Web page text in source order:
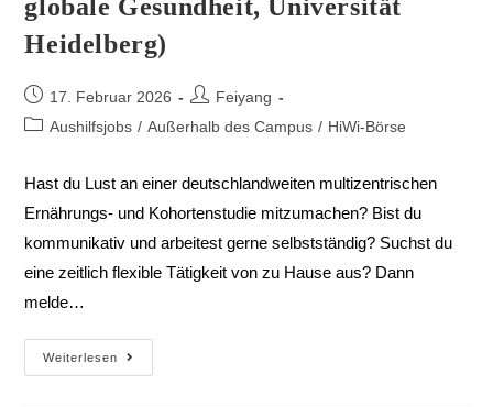
globale Gesundheit, Universität
Heidelberg)
17. Februar 2026
Feiyang
Aushilfsjobs / Außerhalb des Campus / HiWi-Börse
Hast du Lust an einer deutschlandweiten multizentrischen
Ernährungs- und Kohortenstudie mitzumachen? Bist du
kommunikativ und arbeitest gerne selbstständig? Suchst du
eine zeitlich flexible Tätigkeit von zu Hause aus? Dann
melde…
Weiterlesen